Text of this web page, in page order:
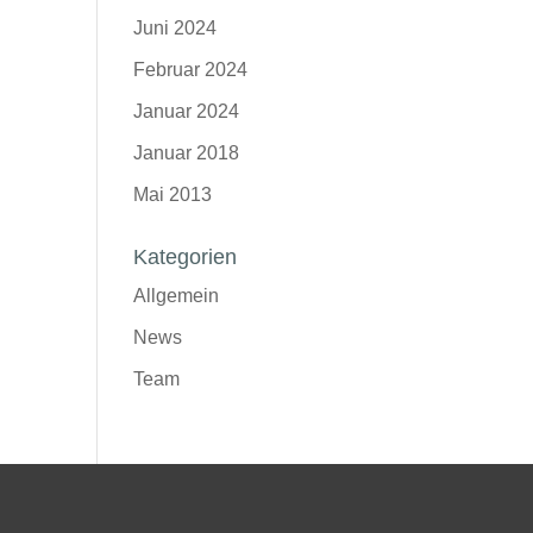
Juni 2024
Februar 2024
Januar 2024
Januar 2018
Mai 2013
Kategorien
Allgemein
News
Team